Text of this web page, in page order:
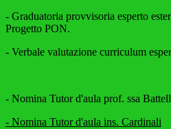
- Graduatoria provvisoria esperto
Progetto PON.
- Verbale valutazione curriculum
- Nomina Tutor d'aula prof. ssa
- Nomina Tutor d'aula ins. Cardinali